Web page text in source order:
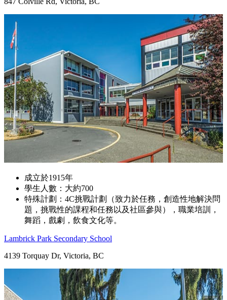
成立於1915年
學生人數：大約700
特殊計劃：4C挑戰計劃（致力於任務，創造性地解決問
題，挑戰性的課程和任務以及社區參與），職業培訓，
舞蹈，戲劇，飲食文化等。
Lambrick Park Secondary School
4139 Torquay Dr, Victoria, BC